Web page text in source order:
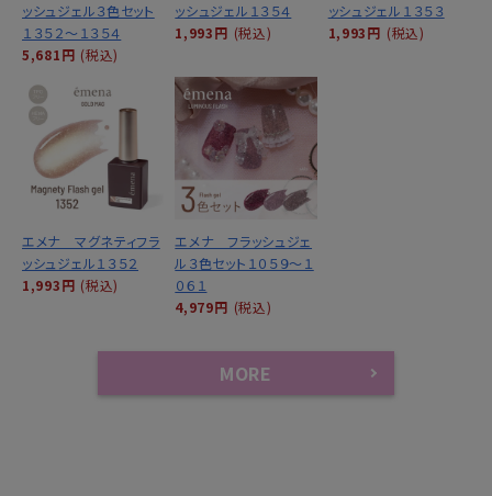
ッシュジェル３色セット
１３５２～１３５４
5,681円 (税込)
ッシュジェル１３５４
1,993円 (税込)
ッシュジェル１３５３
1,993円 (税込)
エメナ マグネティフラ
ッシュジェル１３５２
1,993円 (税込)
エメナ フラッシュジェ
ル３色セット１０５９～１
０６１
4,979円 (税込)
MORE